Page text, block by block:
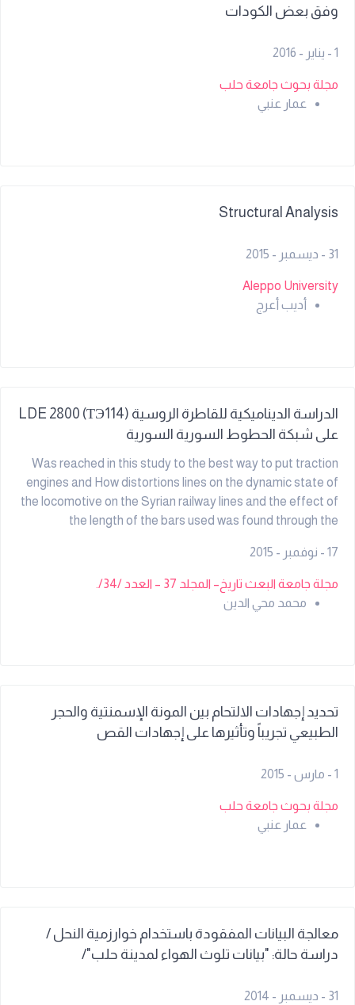
وفق بعض الكودات
1 - يناير - 2016
مجلة بحوث جامعة حلب
عمار عنبي
Structural Analysis
31 - ديسمبر - 2015
Aleppo University
أديب أعرج
الدراسة الديناميكية للقاطرة الروسية LDE 2800 (ТЭ114)
على شبكة الحطوط السورية السورية
Was reached in this study to the best way to put traction
engines and How distortions lines on the dynamic state of
the locomotive on the Syrian railway lines and the effect of
the length of the bars used was found through the
case of the use of the symptoms concrete multiple lines
splints also been use Matlab program to find result sthat
show the impact of all elements of the.
17 - نوفمبر - 2015
مجلة جامعة البعث تاريخ– المجلد 37 – العدد /34/.
محمد محي الدين
تحديد إجهادات الالتحام بين المونة الإسمنتية والحجر
الطبيعي تجريباً وتأثيرها على إجهادات القص
1 - مارس - 2015
مجلة بحوث جامعة حلب
عمار عنبي
معالجة البيانات المفقودة باستخدام خوارزمية النحل /
دراسة حالة: "بيانات تلوث الهواء لمدينة حلب"/
31 - ديسمبر - 2014